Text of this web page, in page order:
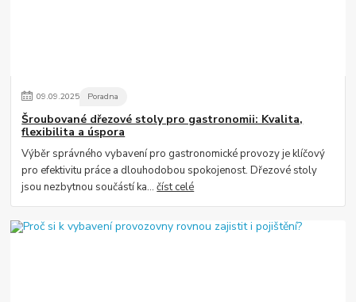
09.09.2025 Poradna
Šroubované dřezové stoly pro gastronomii: Kvalita,
flexibilita a úspora
Výběr správného vybavení pro gastronomické provozy je klíčový
pro efektivitu práce a dlouhodobou spokojenost. Dřezové stoly
jsou nezbytnou součástí ka...číst celé